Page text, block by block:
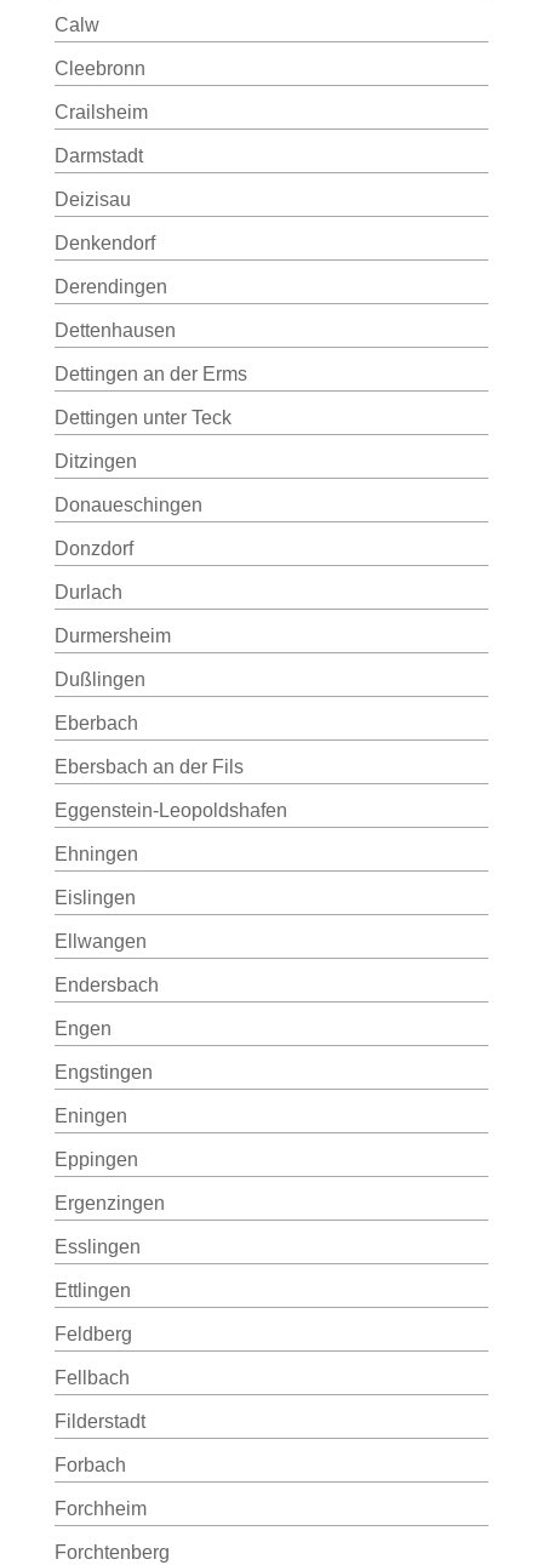
Calw
Cleebronn
Crailsheim
Darmstadt
Deizisau
Denkendorf
Derendingen
Dettenhausen
Dettingen an der Erms
Dettingen unter Teck
Ditzingen
Donaueschingen
Donzdorf
Durlach
Durmersheim
Dußlingen
Eberbach
Ebersbach an der Fils
Eggenstein-Leopoldshafen
Ehningen
Eislingen
Ellwangen
Endersbach
Engen
Engstingen
Eningen
Eppingen
Ergenzingen
Esslingen
Ettlingen
Feldberg
Fellbach
Filderstadt
Forbach
Forchheim
Forchtenberg